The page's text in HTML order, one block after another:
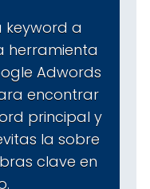
keyword a
herramienta
Adwords
encontrar
principal y
la sobre
clave en